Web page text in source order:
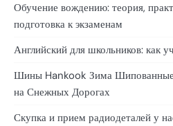
Обучение вождению: теория,
подготовка к экзаменам
Английский для школьников: как
Шины Hankook Зима
на Снежных Дорогах
Скупка и прием радиодеталей у